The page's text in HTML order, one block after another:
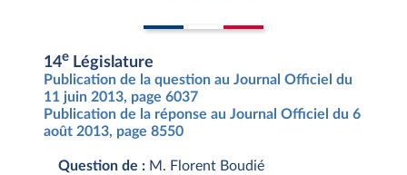
14e Législature
Publication de la question au Journal Officiel du
11 juin 2013, page 6037
Publication de la réponse au Journal Officiel du 6
août 2013, page 8550
Question de : M. Florent Boudié